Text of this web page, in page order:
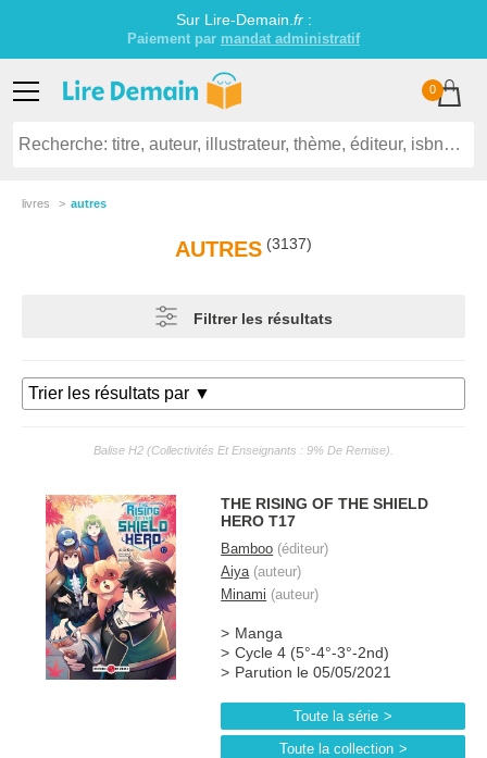
Sur Lire-Demain. fr:
Littérature jeunesse établissements scolaires
0
livres autres
AUTRES (3137)
Filtrer les résultats
Balise H2 (collectivités Et Enseignants : 9% De Remise).
THE RISING OF THE SHIELD
HERO T17
Bamboo (éditeur)
Aiya(auteur)
Minami (auteur)
Manga
Cycle 4 (5°-4°-3°-2nd)
Parution le 05/05/2021
Toute la série
Toute la collection